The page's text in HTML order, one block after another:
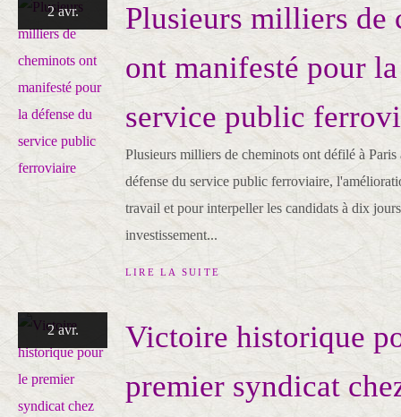
2 avr.
Plusieurs milliers de
ont manifesté pour
service public
Plusieurs milliers de cheminots ont défilé à
défense du service public ferroviaire,
travail et pour interpeller les candidats à dix
investissement...
LIRE LA SUITE
2 avr.
Victoire historique
premier syndicat